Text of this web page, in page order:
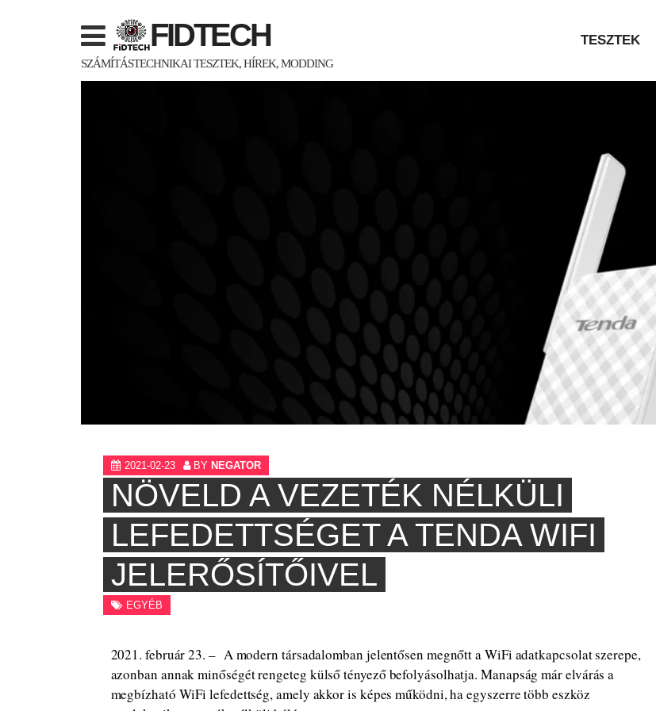
FIDTECH
SZÁMÍTÁSTECHNIKAI TESZTEK, HÍREK, MODDING
TESZTEK
2021-02-23 BY NEGATOR
NÖVELD A VEZETÉK NÉLKÜLI
LEFEDETTSÉGET A TENDA WIFI
JELERŐSÍTŐIVEL
EGYÉB
2021. február 23. – A modern társadalomban jelentősen megnőtt a WiFi adatkapcsolat szerepe,
azonban annak minőségét rengeteg külső tényező befolyásolhatja. Manapság már elvárás a
megbízható WiFi lefedettség, amely akkor is képes működni, ha egyszerre több eszköz